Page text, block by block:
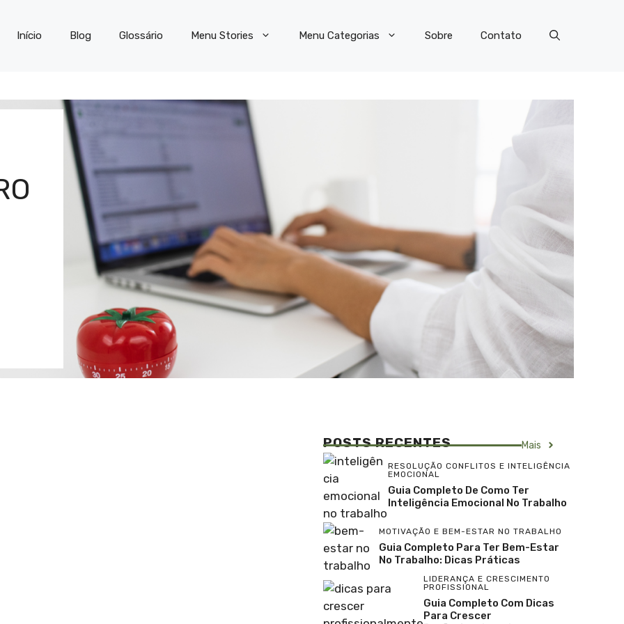
Início Blog Glossário Menu Stories Menu Categorias Sobre Contato
POSTS RECENTES Mais
RESOLUÇÃO CONFLITOS E INTELIGÊNCIA
EMOCIONAL
Guia Completo De Como Ter
Inteligência Emocional No Trabalho
MOTIVAÇÃO E BEM-ESTAR NO TRABALHO
Guia Completo Para Ter Bem-Estar
No Trabalho: Dicas Práticas
LIDERANÇA E CRESCIMENTO
PROFISSIONAL
Guia Completo Com Dicas
Para Crescer